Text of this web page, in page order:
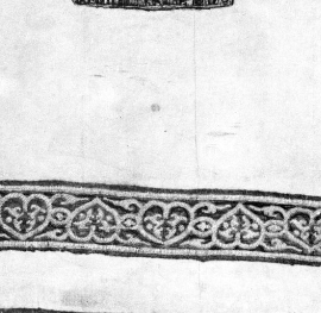
Архангельска
что Архангельск в большей
систематических
архитектуры. Больше всего по
набравшая особую силу в
центра архангельской